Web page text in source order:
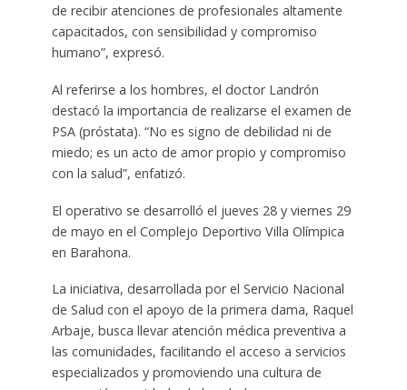
de recibir atenciones de profesionales altamente
capacitados, con sensibilidad y compromiso
humano”, expresó.
Al referirse a los hombres, el doctor Landrón
destacó la importancia de realizarse el examen de
PSA (próstata). “No es signo de debilidad ni de
miedo; es un acto de amor propio y compromiso
con la salud”, enfatizó.
El operativo se desarrolló el jueves 28 y viernes 29
de mayo en el Complejo Deportivo Villa Olímpica
en Barahona.
La iniciativa, desarrollada por el Servicio Nacional
de Salud con el apoyo de la primera dama, Raquel
Arbaje, busca llevar atención médica preventiva a
las comunidades, facilitando el acceso a servicios
especializados y promoviendo una cultura de